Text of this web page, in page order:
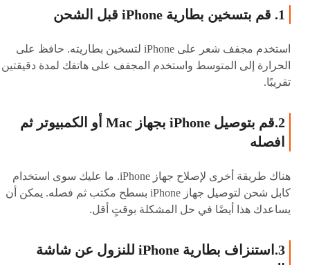
1. قم بتسخين بطارية iPhone قبل الشحن
استخدم مجفف شعر على iPhone لتسخين بطاريته. حافظ على
الحرارة إلى المتوسط ​​واستخدم المجفف على هاتفك لمدة دقيقتين
تقريبًا.
2.قم بتوصيل iPhone بجهاز Mac أو الكمبيوتر ثم
افصله
هناك طريقة أخرى لإصلاح جهاز iPhone. ما عليك سوى استخدام
كابل شحن لتوصيل جهاز iPhone بسطح مكتب ثم فصله. يمكن أن
يساعدك هذا أيضًا في حل المشكلة بوقتٍ أقل.
3.استنزاف بطارية iPhone للنزول عن شاشة